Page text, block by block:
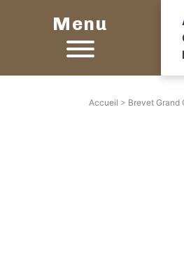
Menu
Accueil > Brevet Grand